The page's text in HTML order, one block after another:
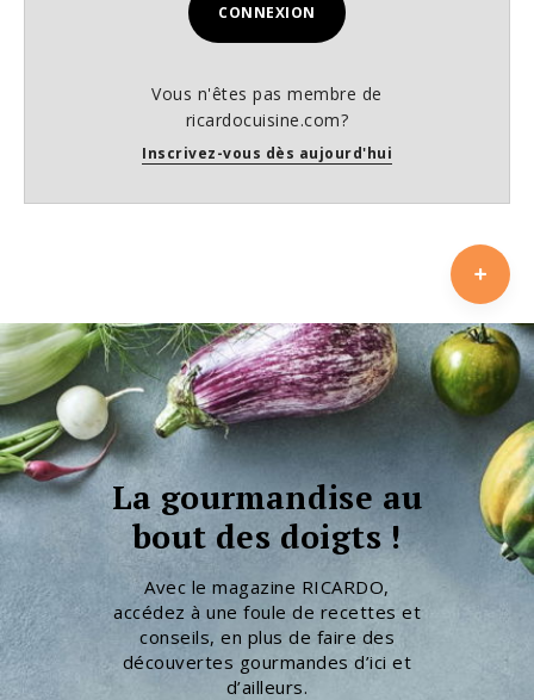
CONNEXION
Vous n'êtes pas membre de
ricardocuisine.com?
Inscrivez-vous dès aujourd'hui
La gourmandise au
bout des doigts !
Avec le magazine RICARDO,
accédez à une foule de recettes et
conseils, en plus de faire des
découvertes gourmandes d’ici et
d’ailleurs.